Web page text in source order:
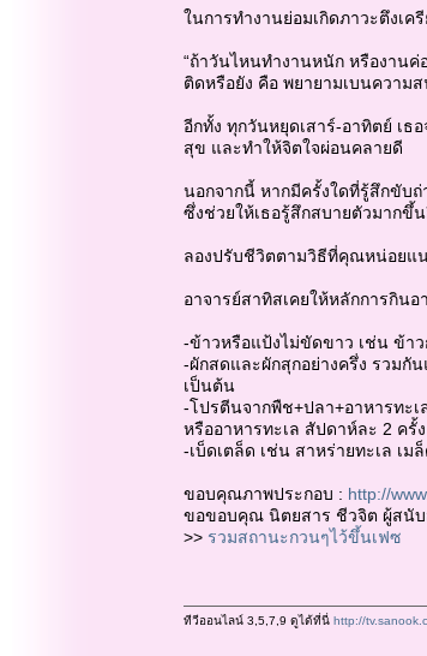
ในการทำงานย่อมเกิดภาวะตึงเ
“ถ้าวันไหนทำงานหนัก หรืองาน
ติดหรือยัง คือ พยายามเบนความ
อีกทั้ง ทุกวันหยุดเสาร์-อาทิตย์ เธ
สุข และทำให้จิตใจผ่อนคลายดี
นอกจากนี้ หากมีครั้งใดที่รู้สึกขับ
ซึ่งช่วยให้เธอรู้สึกสบายตัวมากขึ้
ลองปรับชีวิตตามวิธีที่คุณหน่อยแ
อาจารย์สาทิสเคยให้หลักการกิน
-ข้าวหรือแป้งไม่ขัดขาว เช่น ข้า
-ผักสดและผักสุกอย่างครึ่ง รวมกัน
เป็นต้น
-โปรตีนจากพืช+ปลา+อาหารทะเ
หรืออาหารทะเล สัปดาห์ละ 2 ครั้ง
-เบ็ดเตล็ด เช่น สาหร่ายทะเล เ
ขอบคุณภาพประกอบ : http://
ขอขอบคุณ นิตยสาร ชีวจิต ผู้สนั
>> รวมสถานะกวนๆไว้ขึ้นเฟซ
ทีวีออนไลน์ 3,5,7,9 ดูได้ที่นี่ http://